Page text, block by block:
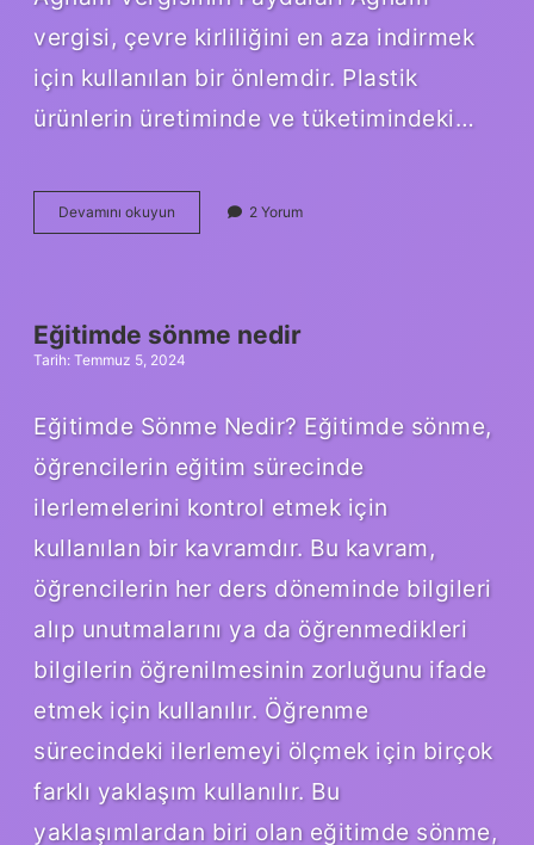
vergisi, çevre kirliliğini en aza indirmek
için kullanılan bir önlemdir. Plastik
ürünlerin üretiminde ve tüketimindeki…
Devamını okuyun
vergisi
2 Yorum
Eğitimde sönme nedir
Tarih: Temmuz 5, 2024
Eğitimde Sönme Nedir? Eğitimde sönme,
öğrencilerin eğitim sürecinde
ilerlemelerini kontrol etmek için
kullanılan bir kavramdır. Bu kavram,
öğrencilerin her ders döneminde bilgileri
alıp unutmalarını ya da öğrenmedikleri
bilgilerin öğrenilmesinin zorluğunu ifade
etmek için kullanılır. Öğrenme
sürecindeki ilerlemeyi ölçmek için birçok
farklı yaklaşım kullanılır. Bu
yaklaşımlardan biri olan eğitimde sönme,